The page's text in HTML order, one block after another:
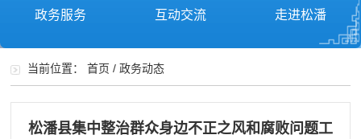
政务服务 互动交流 走进松潘
当前位置：首页 /政务动态
松潘县集中整治群众身边不正之风和腐败问题工